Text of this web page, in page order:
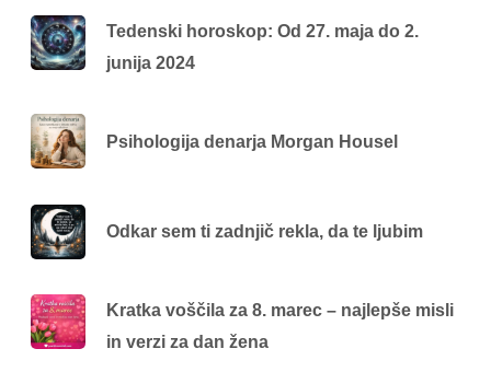
Tedenski horoskop: Od 27. maja do 2.
junija 2024
Psihologija denarja Morgan Housel
Odkar sem ti zadnjič rekla, da te ljubim
Kratka voščila za 8. marec – najlepše misli
in verzi za dan žena